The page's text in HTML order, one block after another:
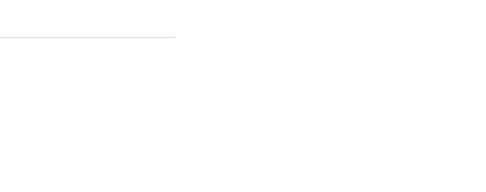
朝の語りをまとめた佐賀藩
け◆恋の究極は「忍ぶ恋」と